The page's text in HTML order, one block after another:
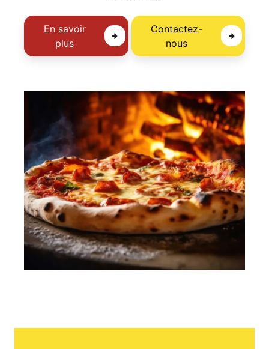
En savoir
plus
Contactez-
nous